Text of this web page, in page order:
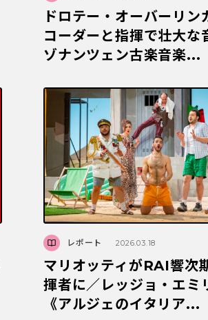
ドロテー・オーバーリン
コーダーと指揮で壮大な
ゾナンツェン古楽音楽...
レポート 2026.03.18
マリオッティがRAI響次
揮者に／レッジョ・エミ
《アルジェのイタリア...